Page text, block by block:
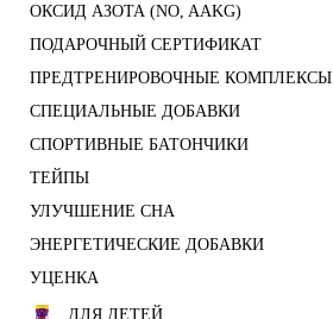
ОКСИД АЗОТА (NO, AAKG)
ПОДАРОЧНЫЙ СЕРТИФИКАТ
ПРЕДТРЕНИРОВОЧНЫЕ КОМПЛЕКСЫ
СПЕЦИАЛЬНЫЕ ДОБАВКИ
СПОРТИВНЫЕ БАТОНЧИКИ
ТЕЙПЫ
УЛУЧШЕНИЕ СНА
ЭНЕРГЕТИЧЕСКИЕ ДОБАВКИ
УЦЕНКА
ДЛЯ ДЕТЕЙ